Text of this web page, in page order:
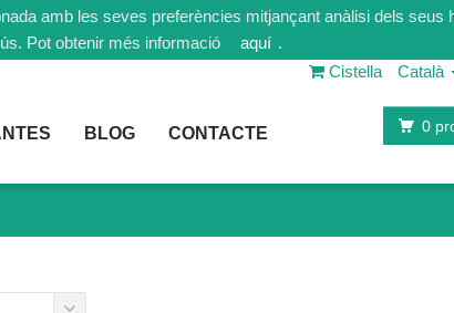
amb les seves preferències mitjançant anàlisi dels seus
Pot obtenir més informació
aquí .
Cistella Català
BLOG CONTACTE 0